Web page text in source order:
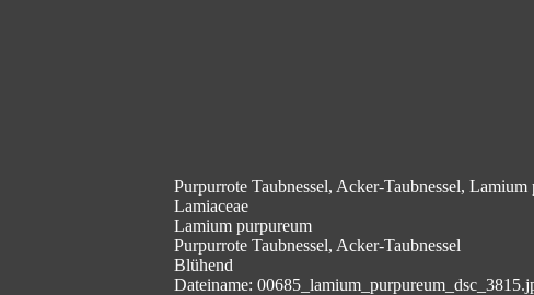
Purpurrote Taubnessel, Acker-Taubnessel, Lamium
Lamiaceae
Lamium purpureum
Purpurrote Taubnessel, Acker-Taubnessel
Blühend
Dateiname: